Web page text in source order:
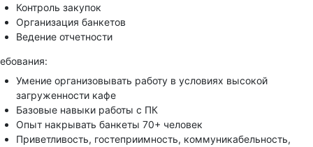
Контроль закупок
Организация банкетов
Ведение отчетности
Умение организовывать работу в условиях высокой
загруженности кафе
Базовые навыки работы с ПК
Опыт накрывать банкеты 70+ человек
Приветливость, гостеприимность, коммуникабельность,